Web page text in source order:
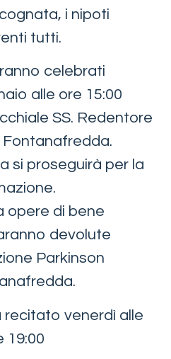
i nipoti
tutti.
celebrati
alle ore 15:00
SS. Redentore
Fontanafredda.
si proseguirà per la
opere di bene
devolute
Parkinson
recitato venerdì alle
19:00